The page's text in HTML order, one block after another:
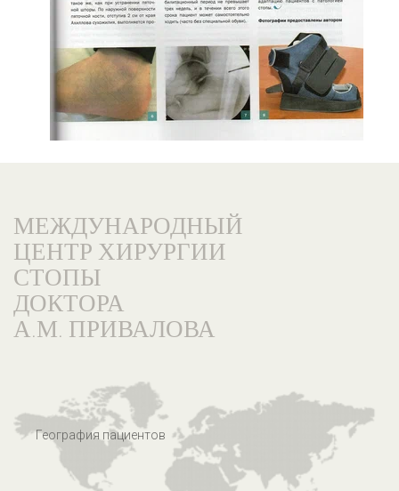
МЕЖДУНАРОДНЫЙ
ЦЕНТР ХИРУРГИИ
СТОПЫ
ДОКТОРА
А.М. ПРИВАЛОВА
География пациентов